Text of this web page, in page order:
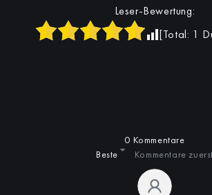
Leser-Bewertung:
[Total: 1
0 Kommentare
Beste
Kommentare zuerst